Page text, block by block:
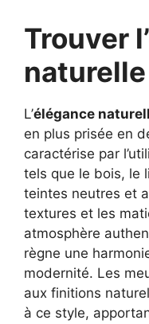
Trouver
L’élégance
en plus prisée en
caractérise par
tels que le bois, le
teintes neutres et
textures et les
atmosphère
règne une
modernité. Les
aux finitions
à ce style,